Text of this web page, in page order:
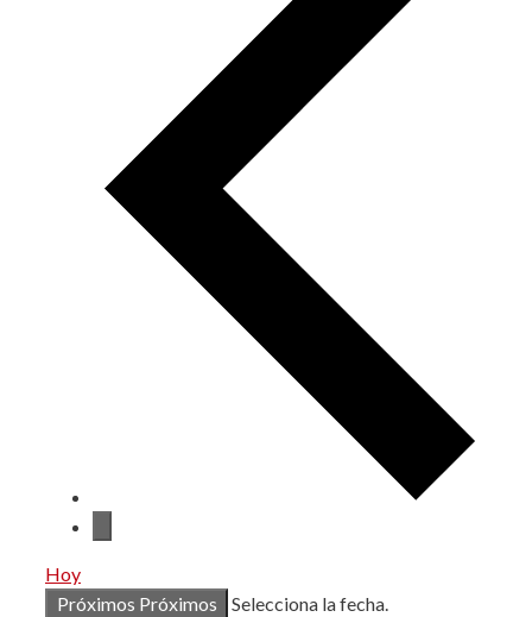
Hoy
Próximos Próximos Selecciona la fecha.